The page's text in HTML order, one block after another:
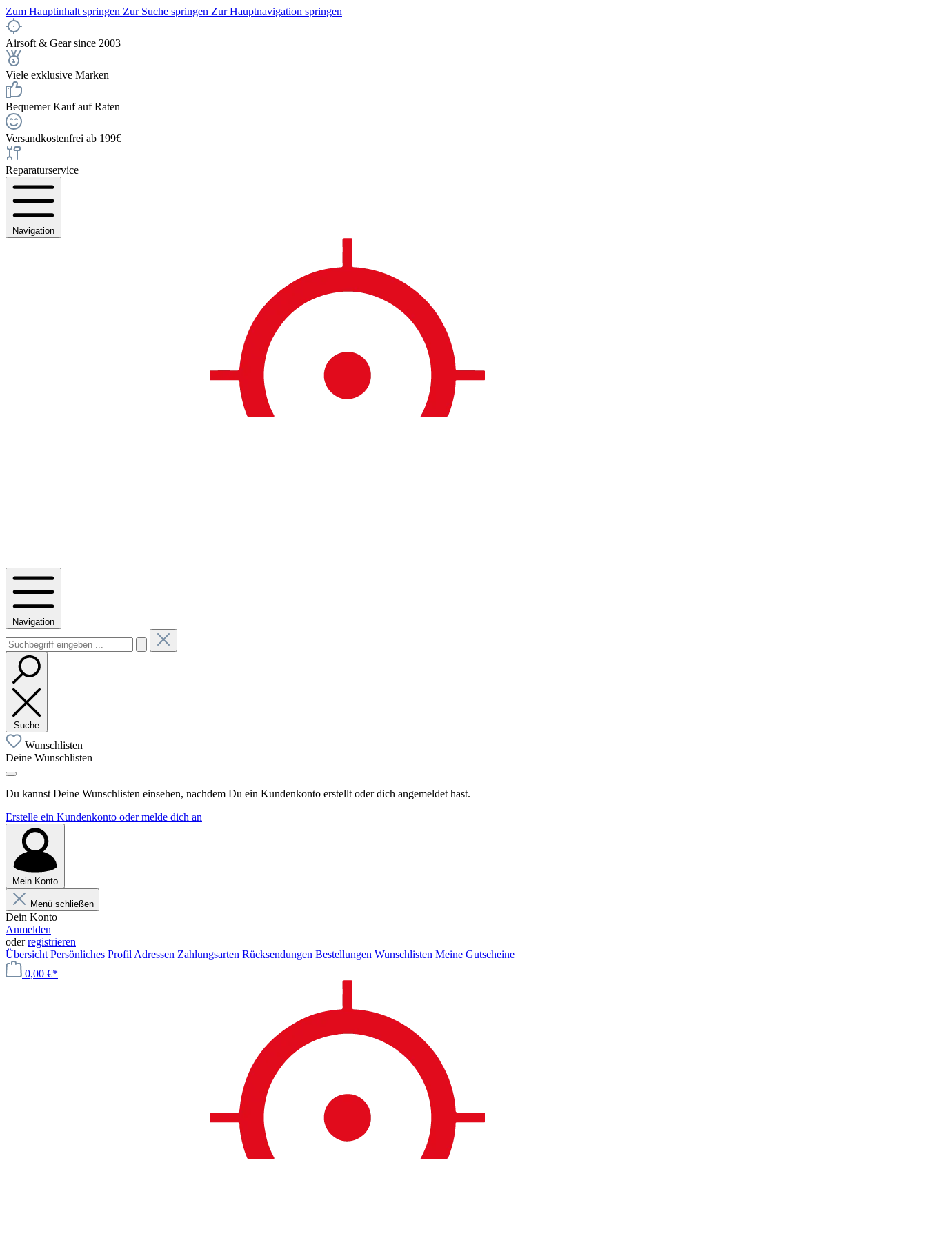
Zum Hauptinhalt springen Zur Suche springen Zur Hauptnavigation springen
Airsoft & Gear since 2003
Viele exklusive Marken
Bequemer Kauf auf Raten
Versandkostenfrei ab 199€
Reparaturservice
Navigation
Navigation
Suche
Wunschlisten
Deine Wunschlisten
Du kannst Deine Wunschlisten einsehen, nachdem Du ein Kundenkonto erstellt oder dich angemeldet hast.
Erstelle ein Kundenkonto oder melde dich an
Mein Konto
Menü schließen
Dein Konto
Anmelden
oderregistrieren
Übersicht Persönliches Profil Adressen Zahlungsarten Rücksendungen Bestellungen Wunschlisten Meine Gutscheine
0,00 €*